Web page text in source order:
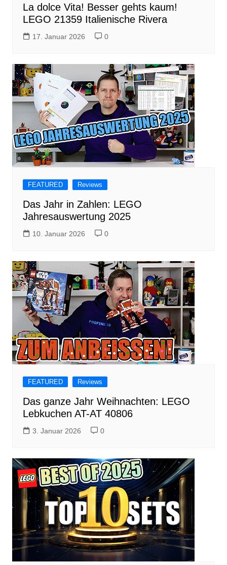
La dolce Vita! Besser gehts kaum!
LEGO 21359 Italienische Rivera
17. Januar 2026 0
FEATURED Reviews
Das Jahr in Zahlen: LEGO
Jahresauswertung 2025
10. Januar 2026 0
FEATURED Reviews
Das ganze Jahr Weihnachten: LEGO
Lebkuchen AT-AT 40806
3. Januar 2026 0